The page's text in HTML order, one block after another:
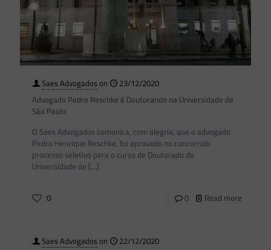
Saes Advogadoson
23/12/2020
Advogado Pedro Reschke é Doutorando na Universidade de
São Paulo
O Saes Advogados comunica, com alegria, que o advogado
Pedro Henrique Reschke, foi aprovado no concorrido
processo seletivo para o curso de Doutorado da
Universidade de […]
0 0 Read more
Saes Advogadoson
22/12/2020